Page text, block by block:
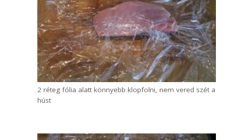
Klopfold ki a hússzeleteket, kb. 3-4 mm
vastagra.
A tökéletes rántott hús első, ha nem a
legnagyobb titkaa megfelelő
húsvastagság. Ha túl vastag a hús, akkor
nem sül át és könnyen lesz cipőtalp, ha
viszont túl vékony akkor gyakorlatilag
rántott papírt eszünk.
Javaslom, hogy tegyél két réteg folpackot a